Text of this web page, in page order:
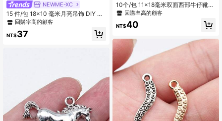
NEWME-XC
15 件/包 18x10 毫米月亮吊饰 DIY 珠
宝配件 适用于手链项链钥匙扣耳环
回購率高的顧客
NT$37
10个/包 11x18毫米双面西部牛仔靴吊
坠，适用于珠宝制作、手工珠宝工
回購率高的顧客
NT$40